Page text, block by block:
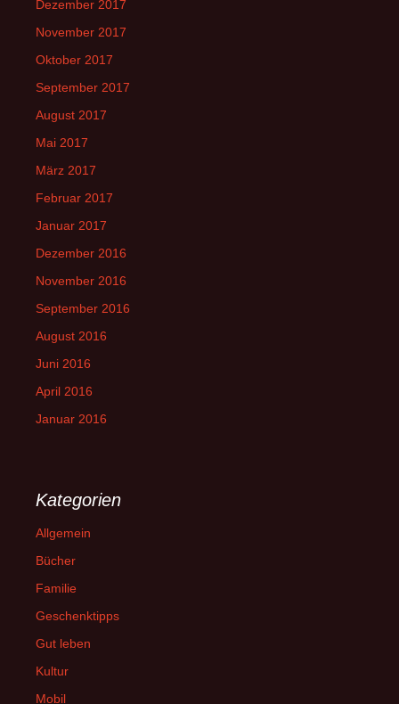
Dezember 2017
November 2017
Oktober 2017
September 2017
August 2017
Mai 2017
März 2017
Februar 2017
Januar 2017
Dezember 2016
November 2016
September 2016
August 2016
Juni 2016
April 2016
Januar 2016
Kategorien
Allgemein
Bücher
Familie
Geschenktipps
Gut leben
Kultur
Mobil